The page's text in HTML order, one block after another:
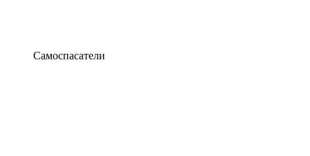
Самоспасатели